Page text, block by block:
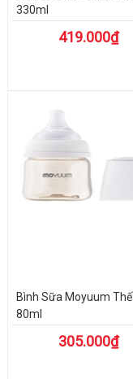
330ml
419.000₫
Bình Sữa Moyuum Thế
80ml
305.000₫